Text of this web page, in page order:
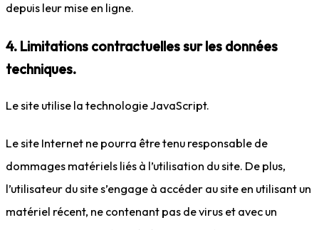
depuis leur mise en ligne.
4. Limitations contractuelles sur les données
techniques.
Le site utilise la technologie JavaScript.
Le site Internet ne pourra être tenu responsable de
dommages matériels liés à l’utilisation du site. De plus,
l’utilisateur du site s’engage à accéder au site en utilisant un
matériel récent, ne contenant pas de virus et avec un